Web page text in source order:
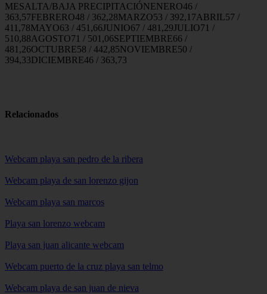
MESALTA/BAJA PRECIPITACIÓNENERO46 /
363,57FEBRERO48 / 362,28MARZO53 / 392,17ABRIL57 /
411,78MAYO63 / 451,66JUNIO67 / 481,29JULIO71 /
510,88AGOSTO71 / 501,06SEPTIEMBRE66 /
481,26OCTUBRE58 / 442,85NOVIEMBRE50 /
394,33DICIEMBRE46 / 363,73
Relacionados
Webcam playa san pedro de la ribera
Webcam playa de san lorenzo gijon
Webcam playa san marcos
Playa san lorenzo webcam
Playa san juan alicante webcam
Webcam puerto de la cruz playa san telmo
Webcam playa de san juan de nieva